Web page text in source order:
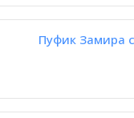
Пуфик Замира